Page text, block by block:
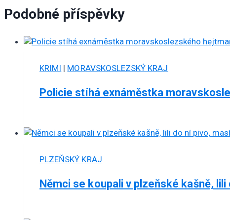
Podobné příspěvky
KRIMI | MORAVSKOSLEZSKÝ KRAJ
Policie stíhá exnáměstka
PLZEŇSKÝ KRAJ
Němci se koupali v plzeňské kašně,